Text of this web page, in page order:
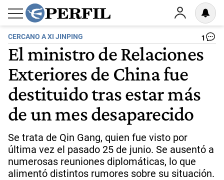
CERCANO A XI JINPING 1
El ministro de Relaciones
Exteriores de China fue
destituido tras estar más
de un mes desaparecido
Se trata de Qin Gang, quien fue visto por
última vez el pasado 25 de junio. Se ausentó a
numerosas reuniones diplomáticas, lo que
alimentó distintos rumores sobre su situación.